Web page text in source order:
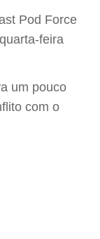
Pod Force
feira
um pouco
com o